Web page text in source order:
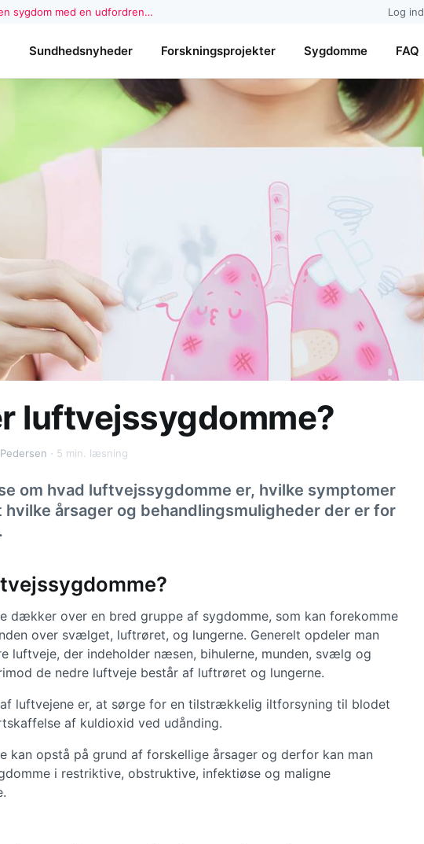
sygdom med en udfordren… Log ind
Sundhedsnyheder Forskningsprojekter Sygdomme FAQ
luftvejssygdomme?
5 min. læsning
om hvad luftvejssygdomme er, hvilke symptomer
hvilke årsager og behandlingsmuligheder der er for
dækker over en bred gruppe af sygdomme, som kan forekomme
over svælget, luftrøret, og lungerne. Generelt opdeler man
luftveje, der indeholder næsen, bihulerne, munden, svælg og
de nedre luftveje består af luftrøret og lungerne.
luftvejene er, at sørge for en tilstrækkelig iltforsyning til blodet
af kuldioxid ved udånding.
kan opstå på grund af forskellige årsager og derfor kan man
i restriktive, obstruktive, infektiøse og maligne